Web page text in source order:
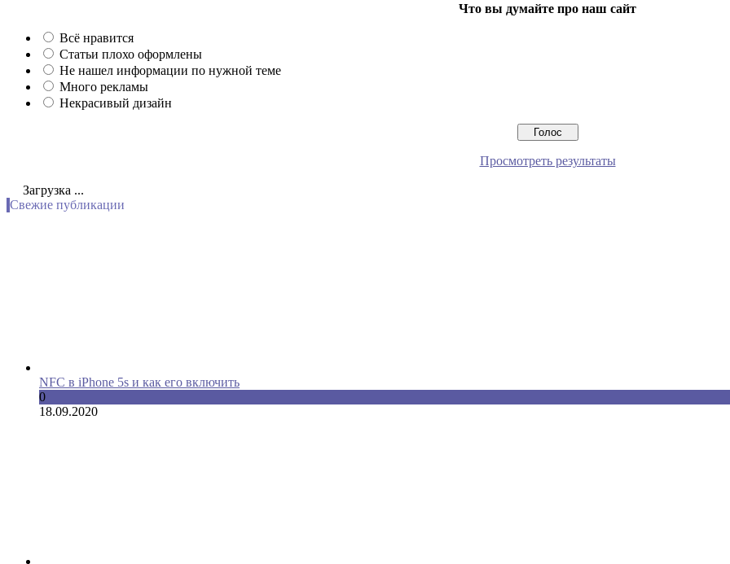
Что вы думайте про наш сайт
Всё нравится
Статьи плохо оформлены
Не нашел информации по нужной теме
Много рекламы
Некрасивый дизайн
Просмотреть результаты
Загрузка ...
Свежие публикации
NFC в iPhone 5s и как его включить
0
18.09.2020